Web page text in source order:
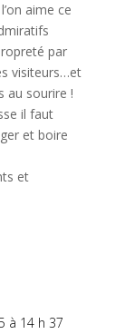
aime ce
par
visiteurs…et
au sourire !
il faut
et boire
et
à 14 h 37